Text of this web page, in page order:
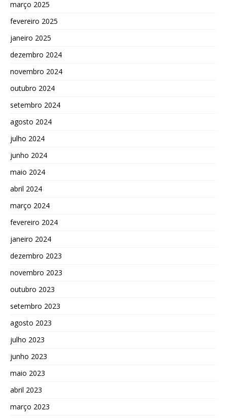
março 2025
fevereiro 2025
janeiro 2025
dezembro 2024
novembro 2024
outubro 2024
setembro 2024
agosto 2024
julho 2024
junho 2024
maio 2024
abril 2024
março 2024
fevereiro 2024
janeiro 2024
dezembro 2023
novembro 2023
outubro 2023
setembro 2023
agosto 2023
julho 2023
junho 2023
maio 2023
abril 2023
março 2023